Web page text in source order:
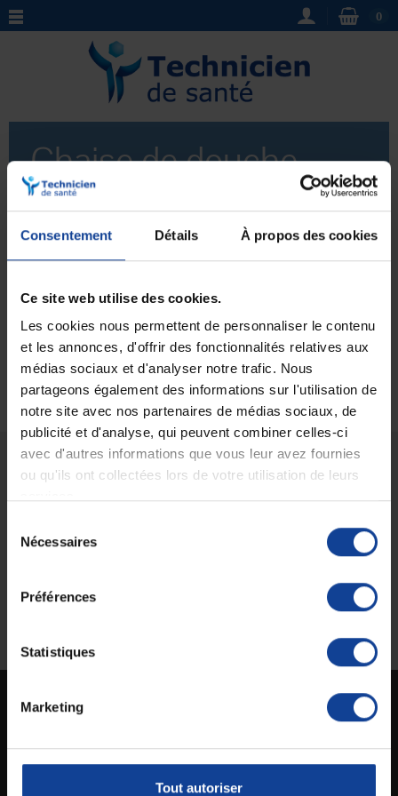
Consentement Détails À propos des cookies
Ce site web utilise des cookies.
Les cookies nous permettent de personnaliser le contenu
et les annonces, d'offrir des fonctionnalités relatives aux
médias sociaux et d'analyser notre trafic. Nous
partageons également des informations sur l'utilisation de
notre site avec nos partenaires de médias sociaux, de
publicité et d'analyse, qui peuvent combiner celles-ci
avec d'autres informations que vous leur avez fournies
ou qu'ils ont collectées lors de votre utilisation de leurs
Nécessaires
Préférences
Statistiques
Marketing
Tout autoriser
0
Chaise de douche
pliante
chaises de douche
La chaise de douche est un équipement essentiel pour
les personnes à mobilité réduite ou en convalescence.
Retrouvez notre modèle de chaise de douche pliante,
idéal pour les petits espaces et facilement
transportable. Achetez dès maintenant votre chaise de
douche pour faciliter votre quotidien.
Voir plus
Aucun produit pour le moment.
Livraison gratuite
En magasin Technicien de santé
Paiement en ligne 100% sécurisé par
Expédition Service client
Le vendredi jusqu'à 17h
destiné aux particuliers et aux professionnels de la santé.